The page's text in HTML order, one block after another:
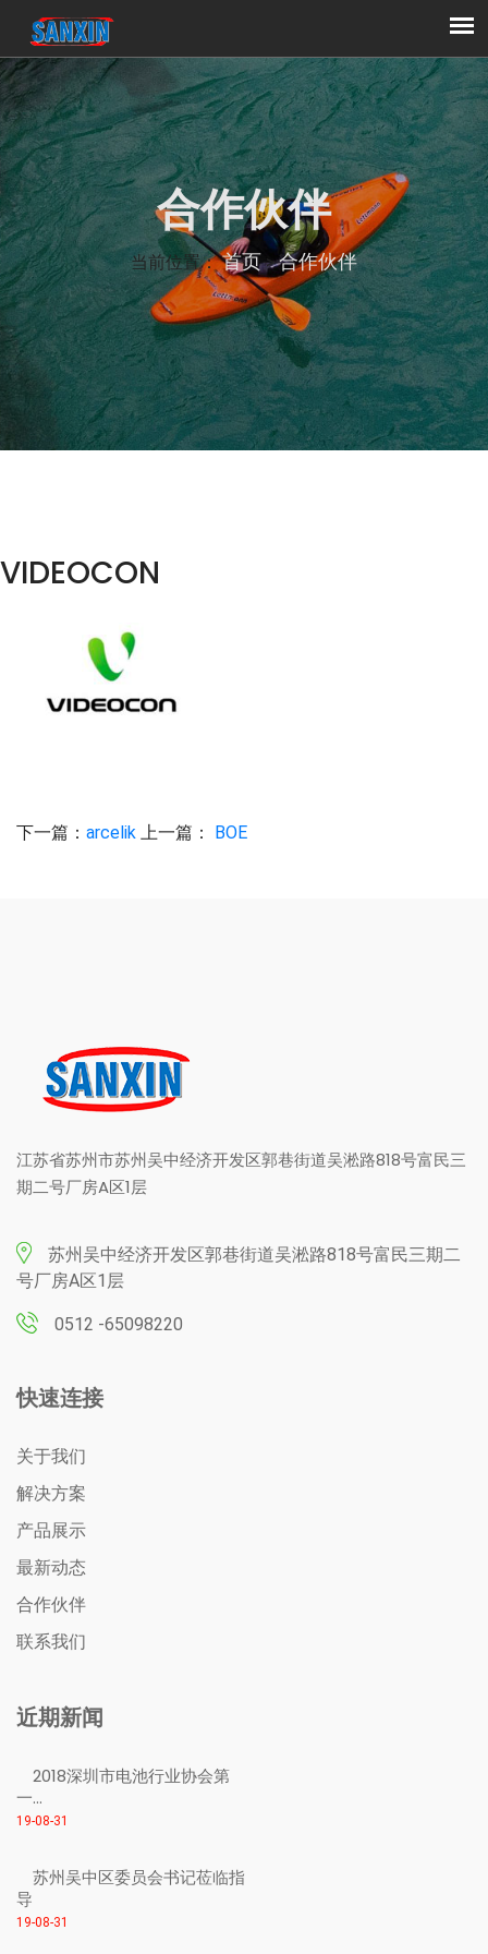
合作伙伴
当前位置： 首页>合作伙伴
VIDEOCON
下一篇： arcelik 上一篇： BOE
江苏省苏州市苏州吴中经济开发区郭巷街道吴淞路818号富民三
期二号厂房A区1层
苏州吴中经济开发区郭巷街道吴淞路818号富民三期二
号厂房A区1层
0512 ­-65098220
快速连接
关于我们
解决方案
产品展示
最新动态
合作伙伴
联系我们
近期新闻
2018深圳市电池行业协会第
一...
19-08-31
苏州吴中区委员会书记莅临指
导
19-08-31